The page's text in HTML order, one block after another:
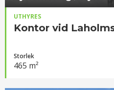
UTHYRES
Kontor vid
Storlek
465 m²